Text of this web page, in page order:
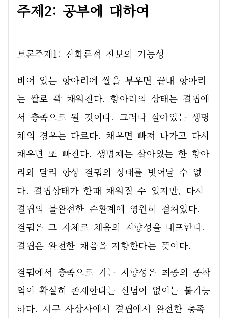
주제2: 공부에 대하여
토론주제1: 진화론적 진보의 가능성
비어 있는 항아리에 쌀을 부우면 끝내 항아리
는 쌀로 꽉 채워진다. 항아리의 상태는 결핍에
서 충족으로 될 것이다. 그러나 살아있는 생명
체의 경우는 다르다. 채우면 빠져 나가고 다시
채우면 또 빠진다. 생명체는 살아있는 한 항아
리와 달리 항상 결핍의 상태를 벗어날 수 없
다. 결핍상태가 한때 채워질 수 있지만, 다시
결핍의 불완전한 순환계에 영원히 걸쳐있다.
결핍은 그 자체로 채움의 지향성을 내포한다.
결핍은 완전한 채움을 지향한다는 뜻이다.
결핍에서 충족으로 가는 지향성은 최종의 종착
역이 확실히 존재한다는 신념이 없이는 불가능
하다. 서구 사상사에서 결핍에서 완전한 충족